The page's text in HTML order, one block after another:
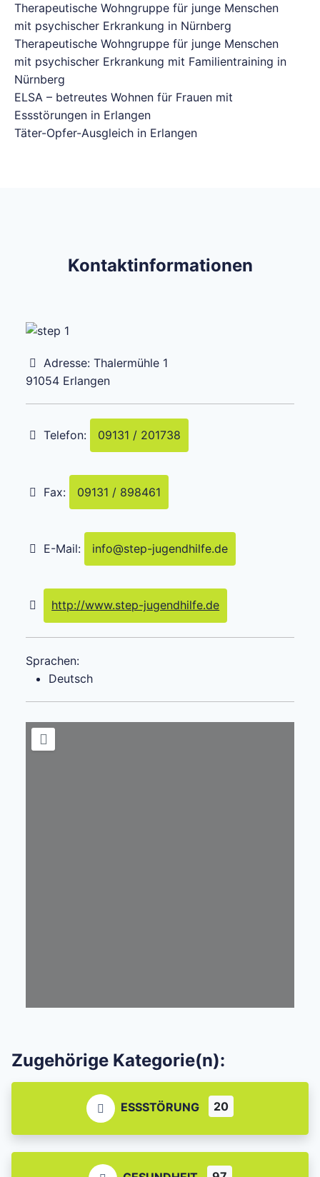
Therapeutische Wohngruppe für junge Menschen
mit psychischer Erkrankung in Nürnberg
Therapeutische Wohngruppe für junge Menschen
mit psychischer Erkrankung mit Familientraining in
Nürnberg
ELSA – betreutes Wohnen für Frauen mit
Essstörungen in Erlangen
Täter-Opfer-Ausgleich in Erlangen
Kontaktinformationen
Adresse: Thalermühle 1
91054 Erlangen
Telefon: 09131 / 201738
Fax: 09131 / 898461
E-Mail: info@step-jugendhilfe.de
http://www.step-jugendhilfe.de
Sprachen:
Deutsch
Zugehörige Kategorie(n):
ESSSTÖRUNG 20